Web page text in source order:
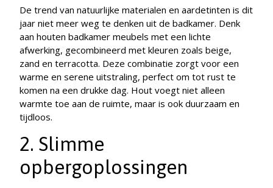
De trend van natuurlijke materialen en aardetinten is dit
jaar niet meer weg te denken uit de badkamer. Denk
aan houten badkamer meubels met een lichte
afwerking, gecombineerd met kleuren zoals beige,
zand en terracotta. Deze combinatie zorgt voor een
warme en serene uitstraling, perfect om tot rust te
komen na een drukke dag. Hout voegt niet alleen
warmte toe aan de ruimte, maar is ook duurzaam en
tijdloos.
2. Slimme
opbergoplossingen